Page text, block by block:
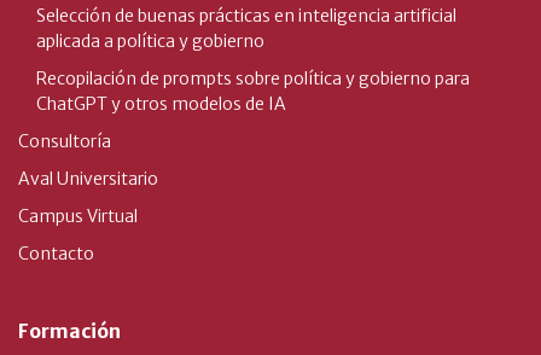
Selección de buenas prácticas en inteligencia artificial
aplicada a política y gobierno
Recopilación de prompts sobre política y gobierno para
ChatGPT y otros modelos de IA
Consultoría
Aval Universitario
Campus Virtual
Contacto
Formación